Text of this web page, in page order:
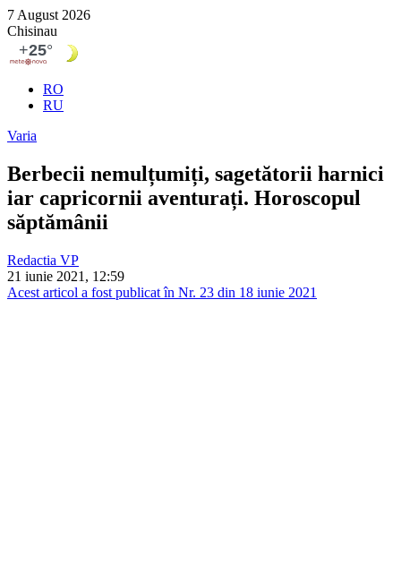
7 August 2026
Chisinau
RO
RU
Varia
Berbecii nemulțumiți, sagetătorii harnici
iar capricornii aventurați. Horoscopul
săptămânii
Redactia VP
21 iunie 2021, 12:59
Acest articol a fost publicat în Nr. 23 din 18 iunie 2021